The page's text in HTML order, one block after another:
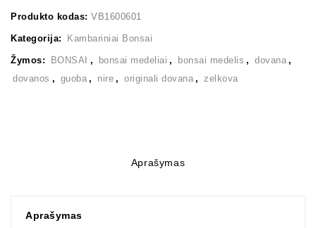
Produkto kodas: VB1600601
Kategorija: Kambariniai Bonsai
Žymos: BONSAI , bonsai medeliai , bonsai medelis , dovana ,
dovanos , guoba , nire , originali dovana , zelkova
Aprašymas
Aprašymas